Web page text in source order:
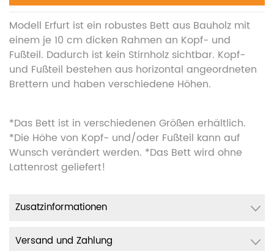
Modell Erfurt ist ein robustes Bett aus Bauholz mit
einem je 10 cm dicken Rahmen an Kopf- und
Fußteil. Dadurch ist kein Stirnholz sichtbar. Kopf-
und Fußteil bestehen aus horizontal angeordneten
Brettern und haben verschiedene Höhen.
*Das Bett ist in verschiedenen Größen erhältlich.
*Die Höhe von Kopf- und/oder Fußteil kann auf
Wunsch verändert werden. *Das Bett wird ohne
Lattenrost geliefert!
Zusatzinformationen
Versand und Zahlung